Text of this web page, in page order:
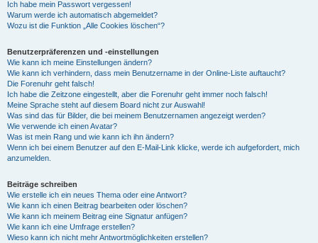
Ich habe mein Passwort vergessen!
Warum werde ich automatisch abgemeldet?
Wozu ist die Funktion „Alle Cookies löschen“?
Benutzerpräferenzen und -einstellungen
Wie kann ich meine Einstellungen ändern?
Wie kann ich verhindern, dass mein Benutzername in der Online-Liste auftaucht?
Die Forenuhr geht falsch!
Ich habe die Zeitzone eingestellt, aber die Forenuhr geht immer noch falsch!
Meine Sprache steht auf diesem Board nicht zur Auswahl!
Was sind das für Bilder, die bei meinem Benutzernamen angezeigt werden?
Wie verwende ich einen Avatar?
Was ist mein Rang und wie kann ich ihn ändern?
Wenn ich bei einem Benutzer auf den E-Mail-Link klicke, werde ich aufgefordert, mich
anzumelden.
Beiträge schreiben
Wie erstelle ich ein neues Thema oder eine Antwort?
Wie kann ich einen Beitrag bearbeiten oder löschen?
Wie kann ich meinem Beitrag eine Signatur anfügen?
Wie kann ich eine Umfrage erstellen?
Wieso kann ich nicht mehr Antwortmöglichkeiten erstellen?